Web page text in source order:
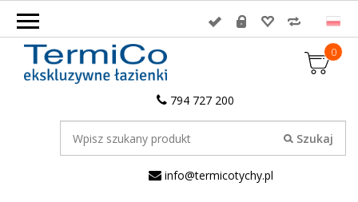
0
794 727 200
info@termicotychy.pl